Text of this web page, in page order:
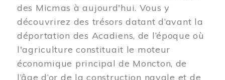
des Micmas à aujourd'hui. Vous y
découvrirez des trésors datant d’avant la
déportation des Acadiens, de l’époque où
l'agriculture constituait le moteur
économique principal de Moncton, de
l’âge d’or de la construction navale et de